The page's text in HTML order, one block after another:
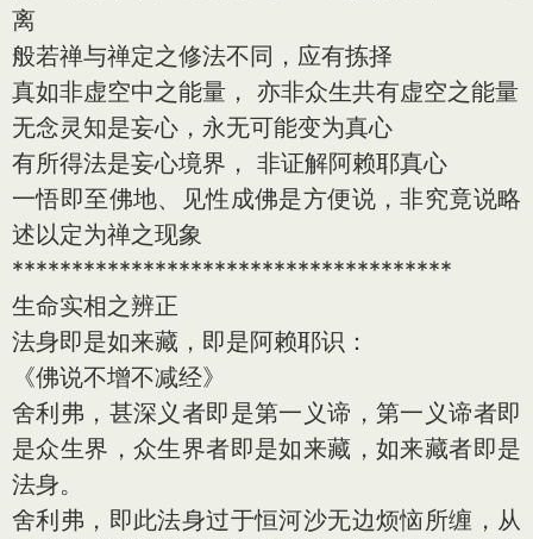
离
般若禅与禅定之修法不同，应有拣择
真如非虚空中之能量， 亦非众生共有虚空之能量
无念灵知是妄心，永无可能变为真心
有所得法是妄心境界， 非证解阿赖耶真心
一悟即至佛地、见性成佛是方便说，非究竟说略
述以定为禅之现象
*************************************
生命实相之辨正
法身即是如来藏，即是阿赖耶识：
《佛说不增不减经》
舍利弗，甚深义者即是第一义谛，第一义谛者即
是众生界，众生界者即是如来藏，如来藏者即是
法身。
舍利弗，即此法身过于恒河沙无边烦恼所缠，从